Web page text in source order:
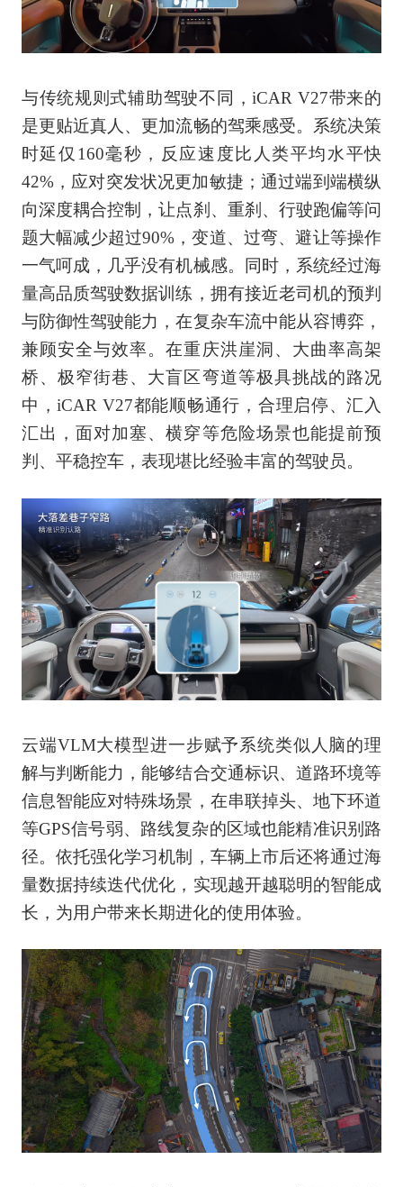
与传统规则式辅助驾驶不同，iCAR V27带来的
是更贴近真人、更加流畅的驾乘感受。系统决策
时延仅160毫秒，反应速度比人类平均水平快
42%，应对突发状况更加敏捷；通过端到端横纵
向深度耦合控制，让点刹、重刹、行驶跑偏等问
题大幅减少超过90%，变道、过弯、避让等操作
一气呵成，几乎没有机械感。同时，系统经过海
量高品质驾驶数据训练，拥有接近老司机的预判
与防御性驾驶能力，在复杂车流中能从容博弈，
兼顾安全与效率。在重庆洪崖洞、大曲率高架
桥、极窄街巷、大盲区弯道等极具挑战的路况
中，iCAR V27都能顺畅通行，合理启停、汇入
汇出，面对加塞、横穿等危险场景也能提前预
判、平稳控车，表现堪比经验丰富的驾驶员。
云端VLM大模型进一步赋予系统类似人脑的理
解与判断能力，能够结合交通标识、道路环境等
信息智能应对特殊场景，在串联掉头、地下环道
等GPS信号弱、路线复杂的区域也能精准识别路
径。依托强化学习机制，车辆上市后还将通过海
量数据持续迭代优化，实现越开越聪明的智能成
长，为用户带来长期进化的使用体验。